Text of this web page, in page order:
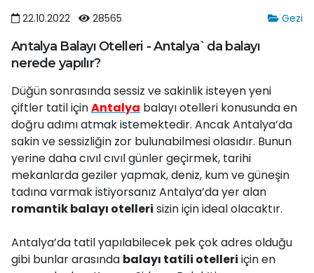
Gezi
22.10.2022 28565
Antalya Balayı Otelleri - Antalya`da balayı
nerede yapılır?
Düğün sonrasında sessiz ve sakinlik isteyen yeni
çiftler tatil içinAntalya balayı otelleri konusunda en
doğru adımı atmak istemektedir. Ancak Antalya’da
sakin ve sessizliğin zor bulunabilmesi olasıdır. Bunun
yerine daha cıvıl cıvıl günler geçirmek, tarihi
mekanlarda geziler yapmak, deniz, kum ve güneşin
tadına varmak istiyorsanız Antalya’da yer alan
romantik balayı otelleri sizin için ideal olacaktır.
Antalya’da tatil yapılabilecek pek çok adres olduğu
gibi bunlar arasında balayı tatili otelleri için en